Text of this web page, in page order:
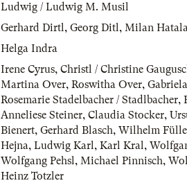
Ludwig / Ludwig M. Musil
Gerhard Dirtl, Georg Ditl, Milan
Helga Indra
Irene Cyrus, Christl / Christine
Martina Over, Roswitha Over,
Rosemarie Stadelbacher / Stadlbacher,
Anneliese Steiner, Claudia Stocker,
Bienert, Gerhard Blasch, Wilhelm
Hejna, Ludwig Karl, Karl Kral,
Wolfgang Pehsl, Michael Pinnisch,
Heinz Totzler